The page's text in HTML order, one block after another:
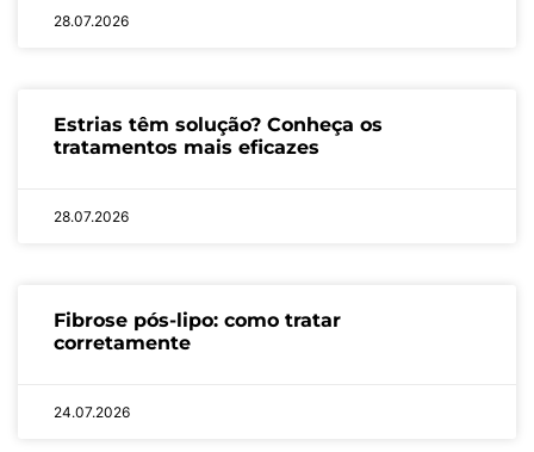
28.07.2026
Estrias têm solução? Conheça os
tratamentos mais eficazes
28.07.2026
Fibrose pós-lipo: como tratar
corretamente
24.07.2026